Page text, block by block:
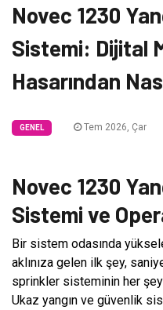
Novec 1230
Sistemi: Dijital
Hasarından
GENEL Tem 2026, Çar
Novec 1230
Sistemi ve
Bir sistem odasında
aklınıza gelen ilk şey,
sprinkler sisteminin her
Ukaz yangın ve güvenlik